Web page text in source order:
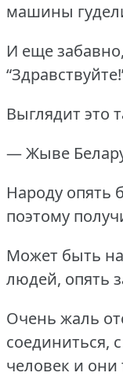
машины
И еще
Выглядит это
— Жыве
Народу опять
поэтому
Может быть
людей, опять
Очень жаль
соединиться,
человек и они